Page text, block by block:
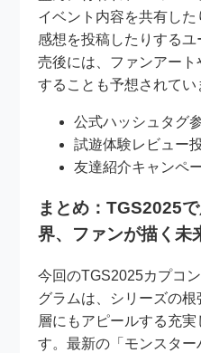
イベント内容を共有し
感想を投稿したりする
売後には、ファンアー
することも予想されてい
公式ハッシュタグ
試遊体験レビュー
友達紹介キャンペ
まとめ：TGS2025
界、ファンが描く未
今回のTGS2025カプコ
グラムは、シリーズの
層にもアピールする充
す。最新の「モンスタ